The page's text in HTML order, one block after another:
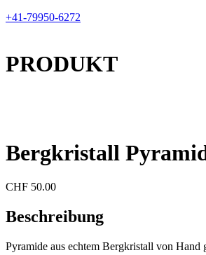
+41-79950-6272
PRODUKT
Bergkristall
CHF 50.00
Beschreibung
Pyramide aus echtem Bergkristall von Hand